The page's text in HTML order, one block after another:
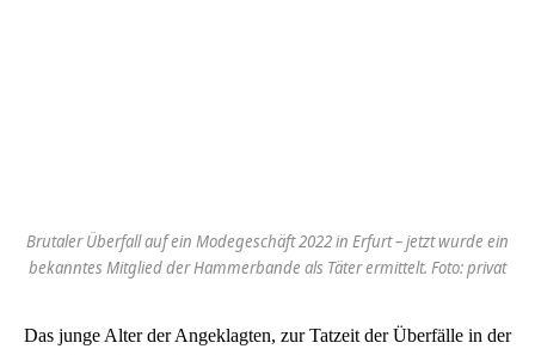
Brutaler Überfall auf ein Modegeschäft 2022 in Erfurt – jetzt wurde ein
bekanntes Mitglied der Hammerbande als Täter ermittelt. Foto: privat
Das junge Alter der Angeklagten, zur Tatzeit der Überfälle in der